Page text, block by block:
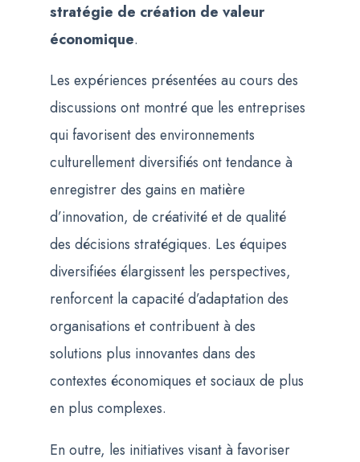
stratégie de création de valeur
économique.
Les expériences présentées au cours des
discussions ont montré que les entreprises
qui favorisent des environnements
culturellement diversifiés ont tendance à
enregistrer des gains en matière
d’innovation, de créativité et de qualité
des décisions stratégiques. Les équipes
diversifiées élargissent les perspectives,
renforcent la capacité d’adaptation des
organisations et contribuent à des
solutions plus innovantes dans des
contextes économiques et sociaux de plus
en plus complexes.
En outre, les initiatives visant à favoriser